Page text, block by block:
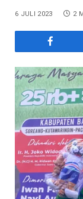
6 JULI 2023 2